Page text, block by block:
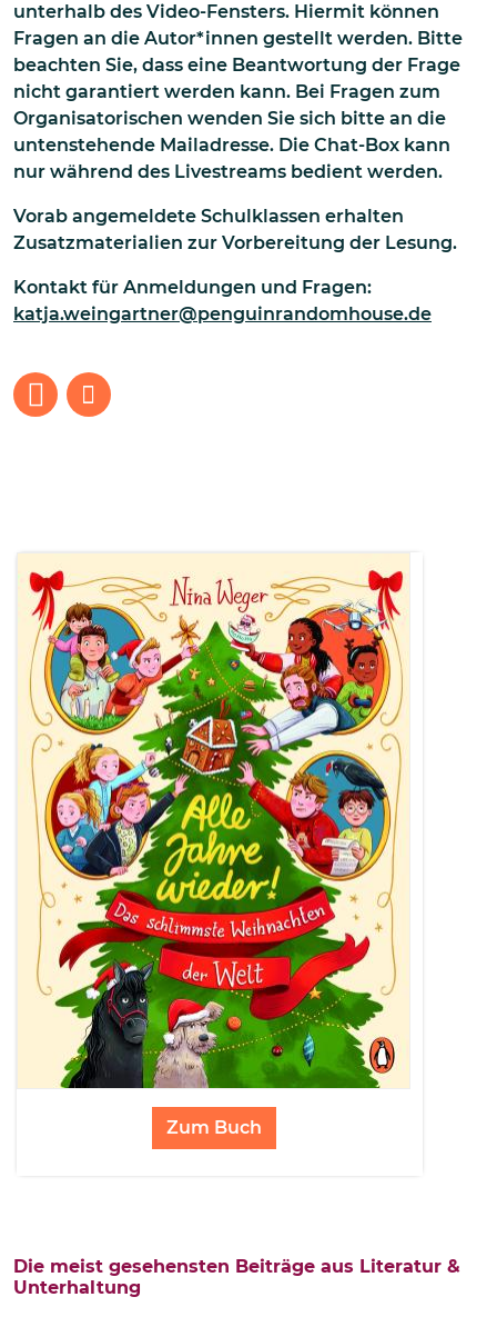
unterhalb des Video-Fensters. Hiermit können
Fragen an die Autor*innen gestellt werden. Bitte
beachten Sie, dass eine Beantwortung der Frage
nicht garantiert werden kann. Bei Fragen zum
Organisatorischen wenden Sie sich bitte an die
untenstehende Mailadresse. Die Chat-Box kann
nur während des Livestreams bedient werden.
Vorab angemeldete Schulklassen erhalten
Zusatzmaterialien zur Vorbereitung der Lesung.
Kontakt für Anmeldungen und Fragen:
katja.weingartner@penguinrandomhouse.de
Zum Buch
Die meist gesehensten Beiträge aus Literatur &
Unterhaltung